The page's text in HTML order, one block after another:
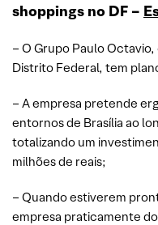
shoppings no DF –
– O Grupo Paulo
Distrito Federal, tem
– A empresa pretende
entornos de Brasília ao
totalizando um
milhões de reais;
– Quando estiverem
empresa praticamente